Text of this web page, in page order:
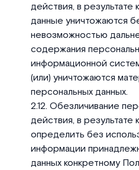
действия, в
данные уничтожаются
невозможностью
содержания
информационной
(или) уничтожаются
персональных данных.
Обезличивание
действия, в
определить без
информации
данных конкретному